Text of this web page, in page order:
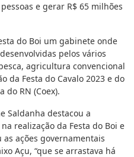
e gerar R$ 65 milhões
do Boi um gabinete onde
pelos vários
agricultura convencional
da Festa do Cavalo 2023 e do
do RN (Coex).
Saldanha destacou a
realização da Festa do Boi e
ações governamentais
Açu, “que se arrastava há